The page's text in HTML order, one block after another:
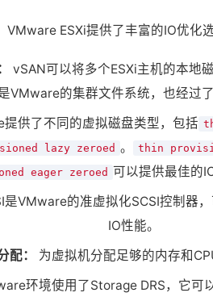
VMware ESXi提供了丰富的IO优化选
vSAN可以将多个ESXi主机的本地
VMware的集群文件系统，也经过
供了不同的虚拟磁盘类型，包括
lazy zeroed 。 thin
eager zeroed 可以提供最佳的
是VMware的准虚拟化SCSI控制器
IO性能。
配：
为虚拟机分配足够的内存和
环境使用了Storage DRS，它可